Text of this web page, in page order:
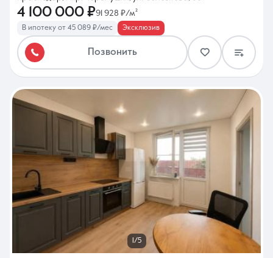
4 100 000 ₽91 928 ₽/м²
В ипотеку от 45 089 ₽/мес Эксклюзив
Позвонить
1/5